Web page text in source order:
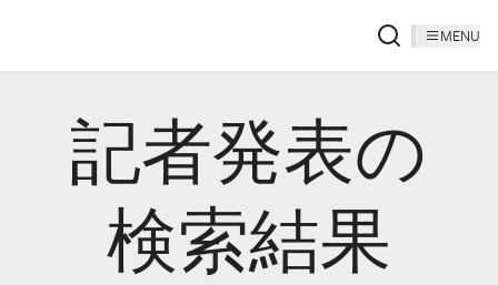
MENU
記者発表の
検索結果